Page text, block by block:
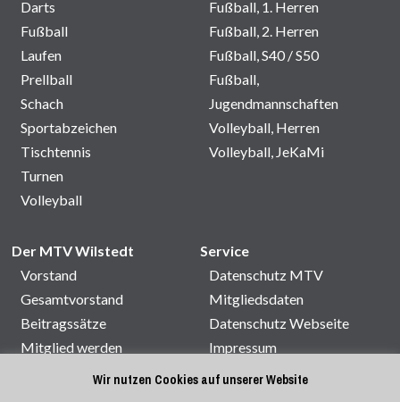
Darts
Fußball
Laufen
Prellball
Schach
Sportabzeichen
Tischtennis
Turnen
Volleyball
Fußball, 1. Herren
Fußball, 2. Herren
Fußball, S40 / S50
Fußball,
Jugendmannschaften
Volleyball, Herren
Volleyball, JeKaMi
Der MTV Wilstedt
Vorstand
Gesamtvorstand
Beitragssätze
Mitglied werden
Service
Datenschutz MTV
Mitgliedsdaten
Datenschutz Webseite
Impressum
Kontakt
Wir nutzen Cookies auf unserer Website